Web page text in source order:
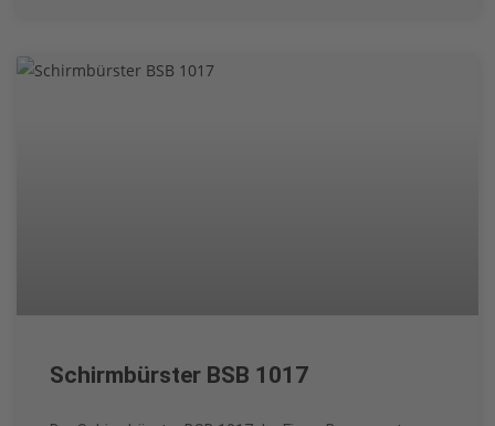
Schirmbürster BSB 1017